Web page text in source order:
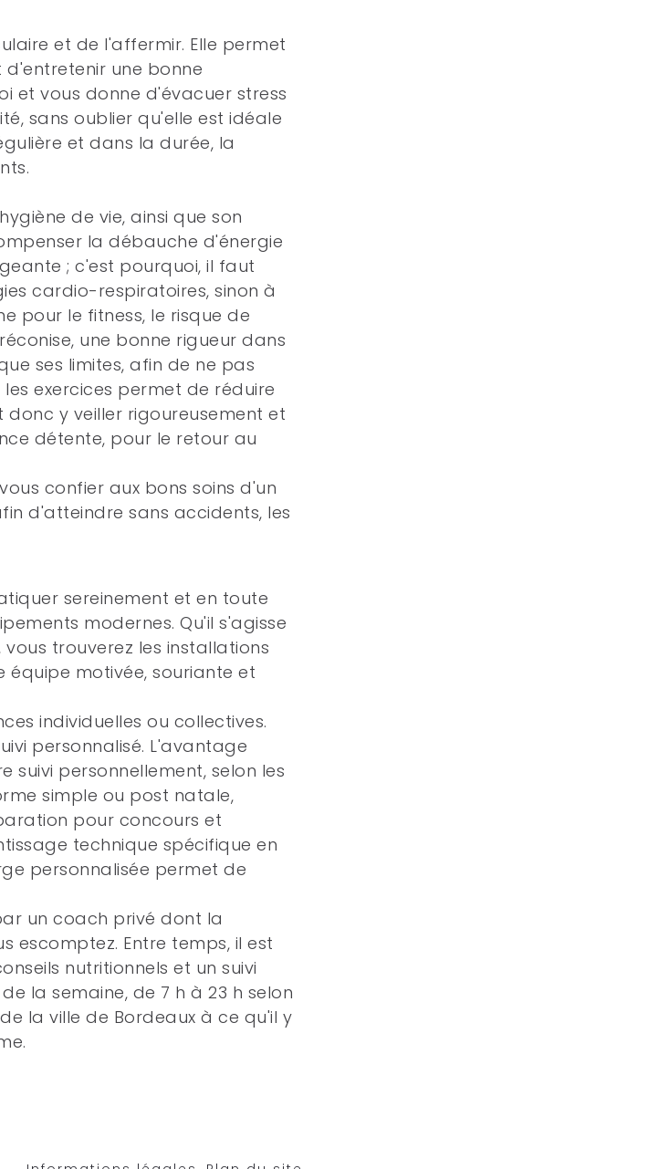
et de l'affermir. Elle permet
une bonne
et vous donne d'évacuer stress
sans oublier qu'elle est idéale
et dans la durée, la
de vie, ainsi que son
la débauche d'énergie
; c'est pourquoi, il faut
cardio-respiratoires, sinon à
pour le fitness, le risque de
une bonne rigueur dans
ses limites, afin de ne pas
exercices permet de réduire
y veiller rigoureusement et
détente, pour le retour au
confier aux bons soins d'un
d'atteindre sans accidents, les
sereinement et en toute
modernes. Qu'il s'agisse
trouverez les installations
équipe motivée, souriante et
individuelles ou collectives.
personnalisé. L'avantage
personnellement, selon les
simple ou post natale,
pour concours et
technique spécifique en
personnalisée permet de
un coach privé dont la
escomptez. Entre temps, il est
nutritionnels et un suivi
la semaine, de 7 h à 23 h selon
la ville de Bordeaux à ce qu'il y